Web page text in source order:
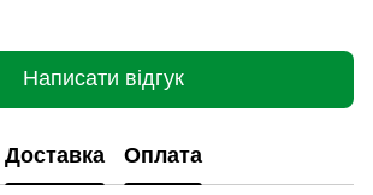
Написати відгук
Доставка Оплата